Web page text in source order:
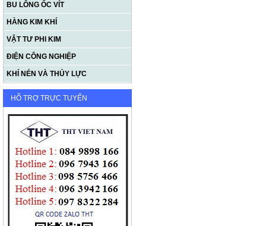
BU LÔNG ỐC VÍT
HÀNG KIM KHÍ
VẬT TƯ PHI KIM
ĐIỆN CÔNG NGHIỆP
KHÍ NÉN VÀ THỦY LỰC
HỖ TRỢ TRỰC TUYẾN